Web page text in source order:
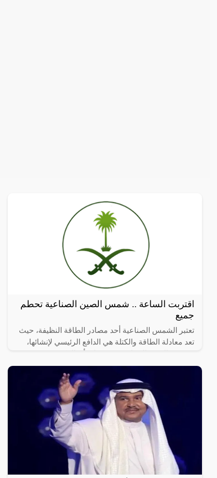
اقتربت الساعة .. شمس الصين الصناعية تحطم
جميع
تعتبر الشمس الصناعية أحد مصادر الطاقة النظيفة، حيث
تعد معادلة الطاقة والكتلة هي الدافع الرئيسي لإنشائها،
وقابلة